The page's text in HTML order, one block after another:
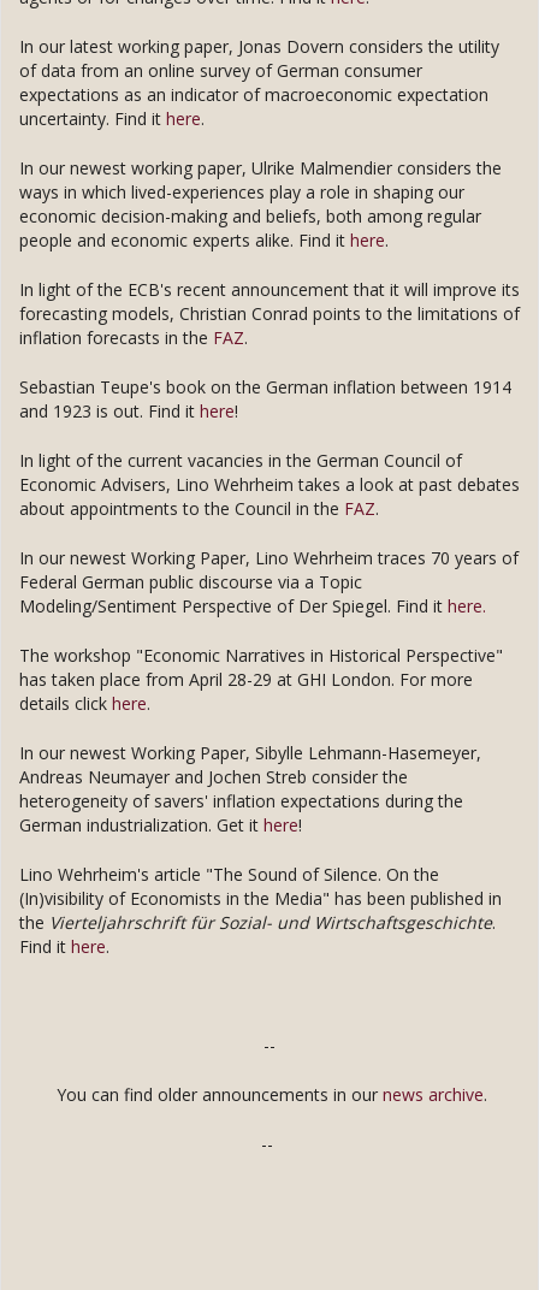
In our latest working paper, Jonas Dovern considers the utility
of data from an online survey of German consumer
expectations as an indicator of macroeconomic expectation
uncertainty. Find it here.
In our newest working paper, Ulrike Malmendier considers the
ways in which lived-experiences play a role in shaping our
economic decision-making and beliefs, both among regular
people and economic experts alike. Find it here.
In light of the ECB's recent announcement that it will improve its
forecasting models, Christian Conrad points to the limitations of
inflation forecasts in the FAZ.
Sebastian Teupe's book on the German inflation between 1914
and 1923 is out. Find it here!
In light of the current vacancies in the German Council of
Economic Advisers, Lino Wehrheim takes a look at past debates
about appointments to the Council in the FAZ.
In our newest Working Paper, Lino Wehrheim traces 70 years of
Federal German public discourse via a Topic
Modeling/Sentiment Perspective of Der Spiegel. Find it here.
The workshop "Economic Narratives in Historical Perspective"
has taken place from April 28-29 at GHI London. For more
details click here.
In our newest Working Paper, Sibylle Lehmann-Hasemeyer,
Andreas Neumayer and Jochen Streb consider the
heterogeneity of savers' inflation expectations during the
German industrialization. Get it here!
Lino Wehrheim's article "The Sound of Silence. On the
(In)visibility of Economists in the Media" has been published in
the Vierteljahrschrift für Sozial- und Wirtschaftsgeschichte.
Find it here.
--
You can find older announcements in our news archive.
--